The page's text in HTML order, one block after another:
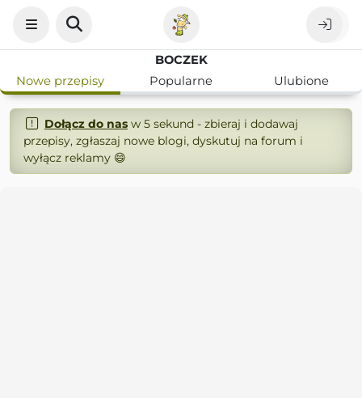
BOCZEK
Nowe przepisy
Popularne Ulubione
Dołącz do nasw 5 sekund - zbieraj i dodawaj
przepisy, zgłaszaj nowe blogi, dyskutuj na forum i
wyłącz reklamy 😄